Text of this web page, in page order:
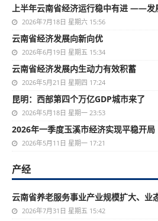
上半年云南省经济运行稳中有进 ——
2026年7月18日 星期六 15:56
云南省经济发展向新向优
2026年6月19日 星期五 15:34
云南省经济发展内生动力有效积蓄
2026年5月21日 星期四 17:24
昆明：西部第四个万亿GDP城市来了
2026年5月18日 星期一 23:53
2026年一季度玉溪市经济实现平稳开局
2026年5月11日 星期一 17:21
产经
云南省养老服务事业产业规模扩大、业
2026年7月31日 星期五 15:42